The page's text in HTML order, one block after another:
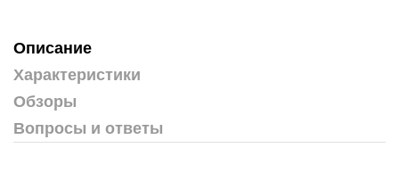
Описание
Характеристики
Обзоры
Вопросы и ответы